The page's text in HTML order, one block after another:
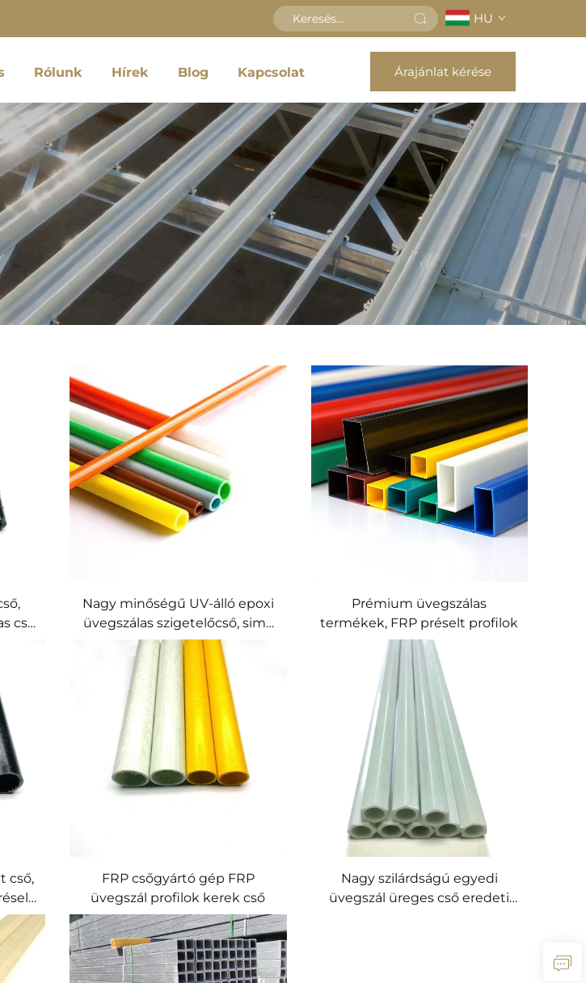
HU
Rólunk Hírek Blog Kapcsolat Árajánlat kérése
cső
Nagy minőségű UV-álló epoxi
üvegszálas szigetelőcső, sima
felületű, nagy szilárdságú,
tekercselt öntvény
faalkalmazásokhoz
Prémium üvegszálas
termékek, FRP préselt profilok
cső,
FRP csőgyártó gép FRP
üvegszál profilok kerek cső
Nagy szilárdságú egyedi
üvegszál üreges cső eredeti